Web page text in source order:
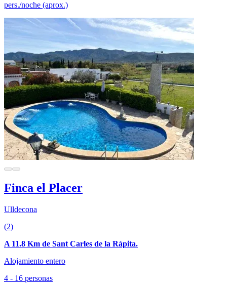
pers./noche (aprox.)
Finca el Placer
Ulldecona
(2)
A 11.8 Km de Sant Carles de la Ràpita.
Alojamiento entero
4 - 16 personas